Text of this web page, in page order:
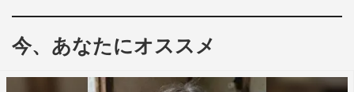
以前よりも準備を積み重ねてオーディションに臨みまし
今、あなたにオススメ